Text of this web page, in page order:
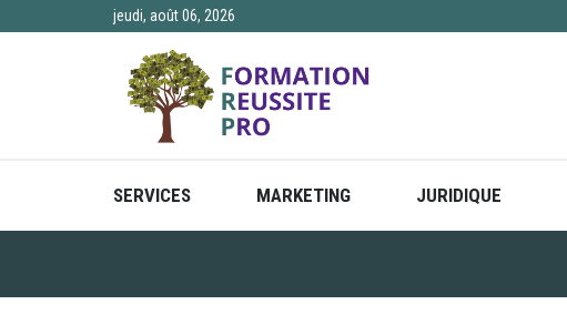
jeudi, août 06, 2026
SERVICES MARKETING JURIDIQUE